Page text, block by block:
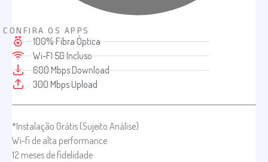
CONFIRA OS APPS
100% Fibra Óptica
Wi-FI 5G Incluso
600 Mbps Download
300 Mbps Upload
*Instalação Grátis (Sujeito Análise)
Wi-fi de alta performance
12 meses de fidelidade